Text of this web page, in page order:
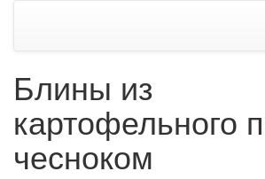
Блины из
картофельного
чесноком